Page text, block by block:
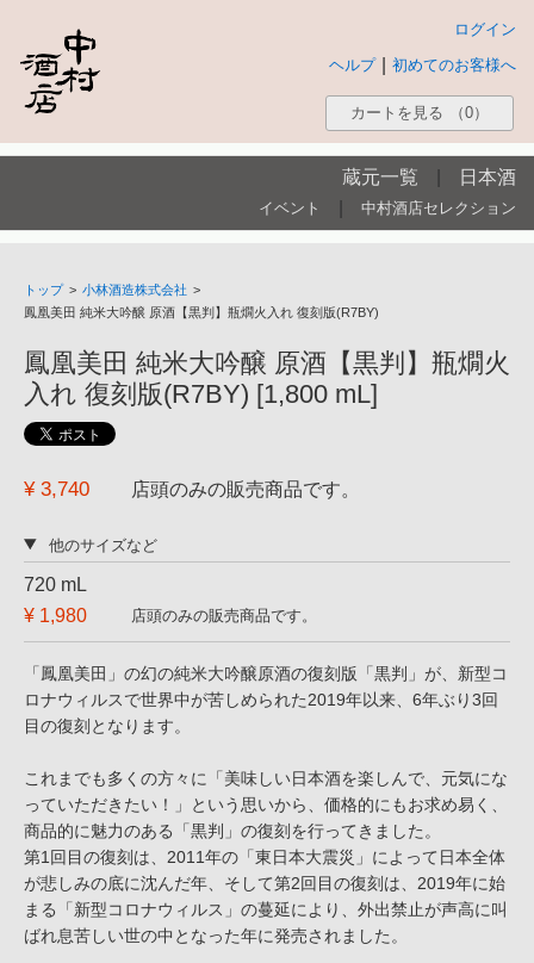
ログイン
初めてのお客様へ
ヘルプ
カートを見る （0）
蔵元一覧 日本酒
イベント 中村酒店セレクション
トップ > 小林酒造株式会社 >
鳳凰美田 純米大吟醸 原酒【黒判】瓶燗火入れ 復刻版(R7BY)
鳳凰美田 純米大吟醸 原酒【黒判】瓶燗火
入れ 復刻版(R7BY) [1,800 mL]
¥ 3,740 店頭のみの販売商品です。
他のサイズなど
720 mL
¥ 1,980
店頭のみの販売商品です。
「鳳凰美田」の幻の純米大吟醸原酒の復刻版「黒判」が、新型コ
ロナウィルスで世界中が苦しめられた2019年以来、6年ぶり3回
目の復刻となります。
これまでも多くの方々に「美味しい日本酒を楽しんで、元気にな
っていただきたい！」という思いから、価格的にもお求め易く、
商品的に魅力のある「黒判」の復刻を行ってきました。
第1回目の復刻は、2011年の「東日本大震災」によって日本全体
が悲しみの底に沈んだ年、そして第2回目の復刻は、2019年に始
まる「新型コロナウィルス」の蔓延により、外出禁止が声高に叫
ばれ息苦しい世の中となった年に発売されました。